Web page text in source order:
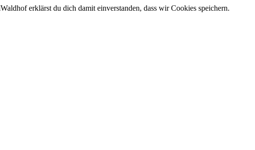
erklärst du dich damit einverstanden, dass wir Cookies speichern.